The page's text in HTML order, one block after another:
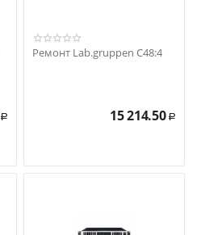
Р
Ремонт Lab.gruppen C48:4
15 214.50 Р